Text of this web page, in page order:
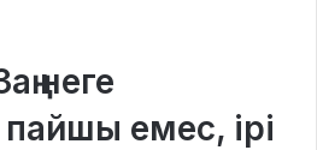
неге
емес, ірі